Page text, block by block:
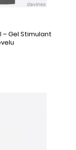
– Gel Stimulant